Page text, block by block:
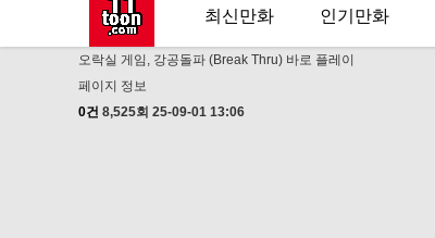
최신만화 인기만화
오락실 게임, 강공돌파 (Break Thru) 바로 플레이
페이지 정보
0건 8,525회 25-09-01 13:06